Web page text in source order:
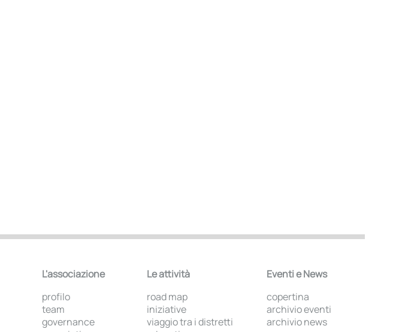
L'associazione
profilo
team
governance
Le attività
road map
iniziative
viaggio tra i distretti
Eventi e News
copertina
archivio eventi
archivio news